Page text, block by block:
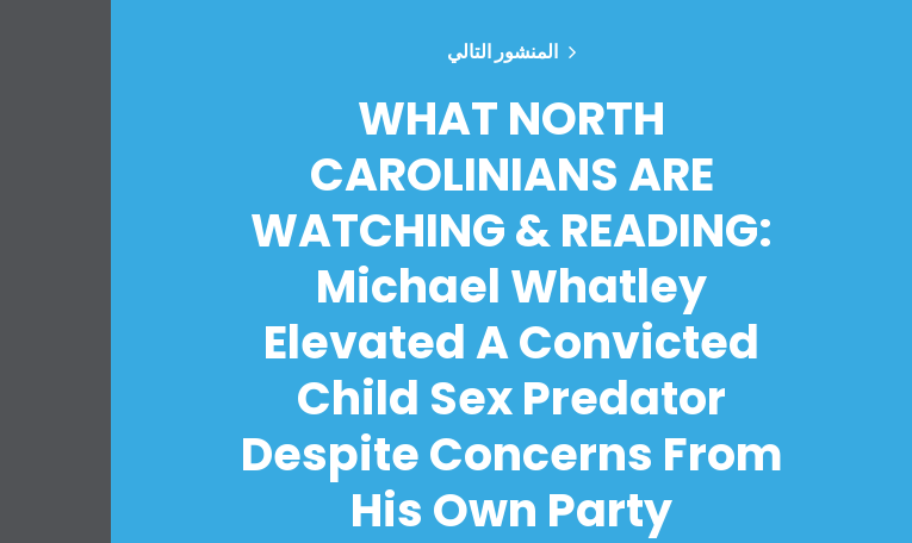
المنشور التالي
WHAT NORTH
CAROLINIANS ARE
WATCHING & READING:
Michael Whatley
Elevated A Convicted
Child Sex Predator
Despite Concerns From
His Own Party